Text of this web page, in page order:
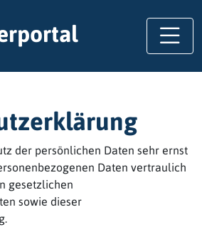
der persönlichen Daten sehr ernst
Daten vertraulich
gesetzlichen
sowie dieser